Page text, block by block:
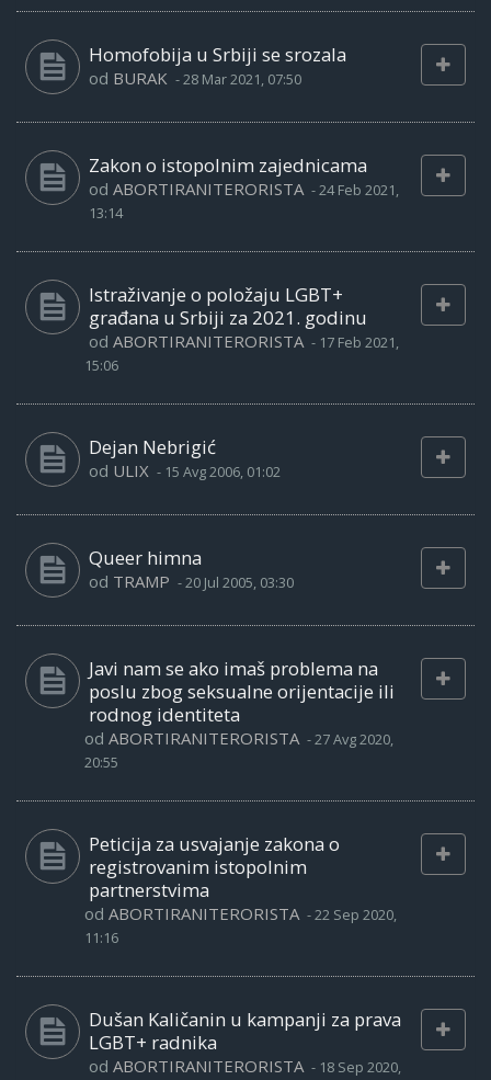
Homofobija u Srbiji se srozala
od BURAK -28 Mar 2021, 07:50
Zakon o istopolnim zajednicama
od ABORTIRANITERORISTA -24 Feb 2021,
13:14
Istraživanje o položaju LGBT+
građana u Srbiji za 2021. godinu
od ABORTIRANITERORISTA - 17 Feb 2021,
15:06
Dejan Nebrigić
od ULIX - 15 Avg 2006, 01:02
Queer himna
od TRAMP -20 Jul 2005, 03:30
Javi nam se ako imaš problema na
poslu zbog seksualne orijentacije ili
rodnog identiteta
od ABORTIRANITERORISTA -27 Avg 2020,
20:55
Peticija za usvajanje zakona o
registrovanim istopolnim
partnerstvima
od ABORTIRANITERORISTA -22 Sep 2020,
11:16
Dušan Kaličanin u kampanji za prava
LGBT+ radnika
od ABORTIRANITERORISTA - 18 Sep 2020,